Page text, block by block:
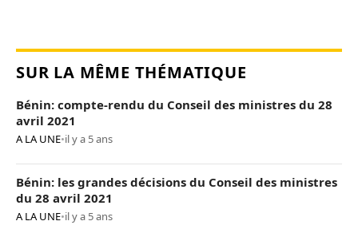
SUR LA MÊME THÉMATIQUE
Bénin: compte-rendu du Conseil des ministres du 28
avril 2021
A LA UNE•il y a 5 ans
Bénin: les grandes décisions du Conseil des ministres
du 28 avril 2021
A LA UNE•il y a 5 ans